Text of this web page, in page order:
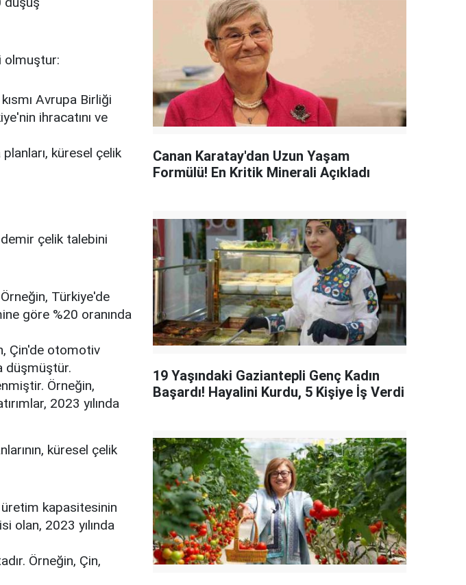
olmuştur:
Avrupa Birliği
ihracatını ve
küresel çelik
çelik talebini
Örneğin, Türkiye'de
göre %20 oranında
Çin'de otomotiv
düşmüştür.
Örneğin,
2023 yılında
küresel çelik
üretim kapasitesinin
olan, 2023 yılında
Örneğin, Çin,
Canan Karatay'dan Uzun Yaşam
Formülü! En Kritik Minerali Açıkladı
19 Yaşındaki Gaziantepli Genç Kadın
Başardı! Hayalini Kurdu, 5 Kişiye İş Verdi